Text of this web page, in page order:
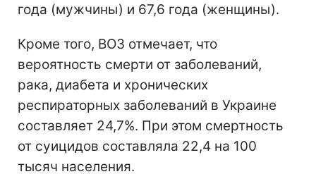
года (мужчины) и 67,6 года (женщины).
Кроме того, ВОЗ отмечает, что
вероятность смерти от заболеваний,
рака, диабета и хронических
респираторных заболеваний в Украине
составляет 24,7%. При этом смертность
от суицидов составляла 22,4 на 100
тысяч населения.